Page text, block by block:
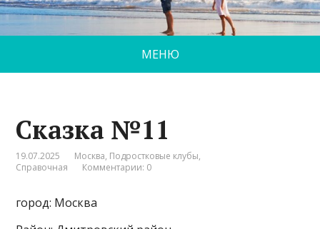
МЕНЮ
Сказка №11
19.07.2025 Москва, Подростковые клубы,
Справочная
Комментарии: 0
город: Москва